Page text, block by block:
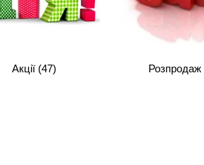
Акції (47) Розпродаж